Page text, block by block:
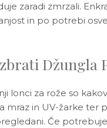
zaradi zmrzali.
in po potrebi
Džungla
lonci za rože so
mraz in UV-žarke ter
Če